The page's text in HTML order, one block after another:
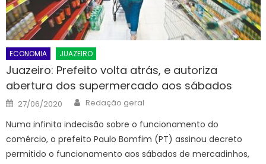
ECONOMIA JUAZEIRO
Juazeiro: Prefeito volta atrás, e autoriza
abertura dos supermercado aos sábados
Posted
on
27/06/2020 Author
Redação geral
Numa infinita indecisão sobre o funcionamento do
comércio, o prefeito Paulo Bomfim (PT) assinou decreto
permitido o funcionamento aos sábados de mercadinhos,